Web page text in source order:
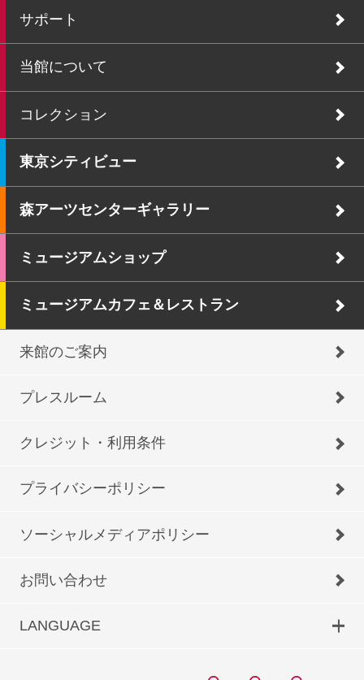
サポート
当館について
コレクション
東京シティビュー
森アーツセンターギャラリー
ミュージアムショップ
ミュージアムカフェ＆レストラン
来館のご案内
プレスルーム
クレジット・利用条件
プライバシーポリシー
ソーシャルメディアポリシー
お問い合わせ
LANGUAGE